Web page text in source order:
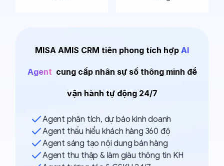
MISA AMIS CRM tiên phong tích hợp AI
Agent cung cấp nhân sự số thông minh để
vận hành tự động 24/7
Agent phân tích, dự báo kinh doanh
Agent thấu hiểu khách hàng 360 độ
Agent sáng tạo nội dung bán hàng
Agent thu thập & làm giàu thông tin KH